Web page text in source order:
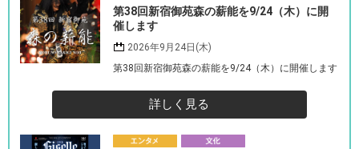
ンタメ
化
第38回新宿御苑森の薪能を9/24（木）に開
催します
2026年9月24日(木)
第38回新宿御苑森の薪能を9/24（木）に開催します
詳しく見る